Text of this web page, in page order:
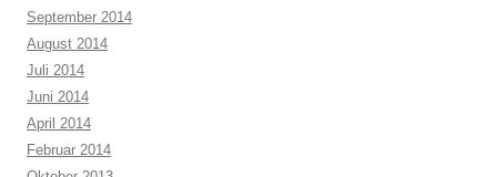
September 2014
August 2014
Juli 2014
Juni 2014
April 2014
Februar 2014